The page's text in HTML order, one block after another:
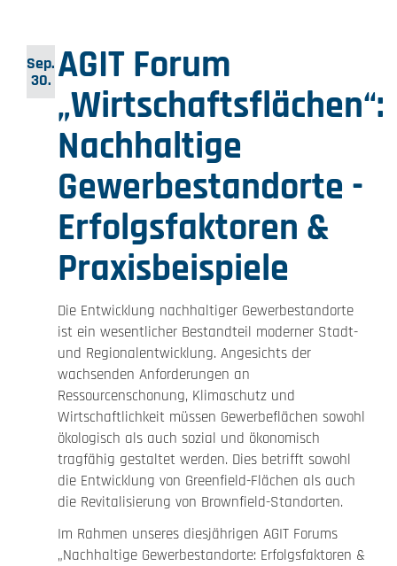
Sep.
30. AGIT Forum
„Wirtschaftsflächen“:
Nachhaltige
Gewerbestandorte -
Erfolgsfaktoren &
Praxisbeispiele
Die Entwicklung nachhaltiger Gewerbestandorte
ist ein wesentlicher Bestandteil moderner Stadt-
und Regionalentwicklung. Angesichts der
wachsenden Anforderungen an
Ressourcenschonung, Klimaschutz und
Wirtschaftlichkeit müssen Gewerbeflächen sowohl
ökologisch als auch sozial und ökonomisch
tragfähig gestaltet werden. Dies betrifft sowohl
die Entwicklung von Greenfield-Flächen als auch
die Revitalisierung von Brownfield-Standorten.
Im Rahmen unseres diesjährigen AGIT Forums
„Nachhaltige Gewerbestandorte: Erfolgsfaktoren &